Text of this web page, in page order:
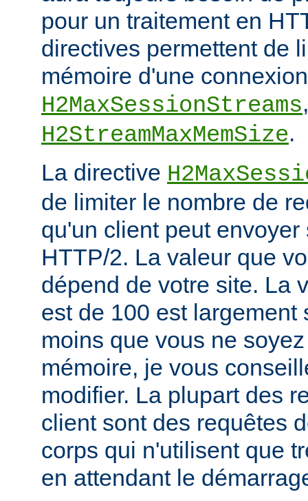
pour un traitement en
directives permettent de
mémoire d'une
H2MaxSessionStreams
H2StreamMaxMemSize.
La directive
de limiter le nombre de
qu'un client peut
HTTP/2. La valeur que
dépend de votre site. La
est de 100 est largement
moins que vous ne
mémoire, je vous
modifier. La plupart des
client sont des requêtes
corps qui n'utilisent que
en attendant le